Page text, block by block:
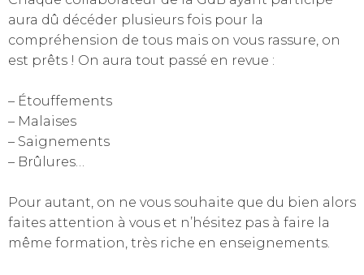
aura dû décéder plusieurs fois pour la
compréhension de tous mais on vous rassure, on
est prêts ! On aura tout passé en revue :
– Étouffements
– Malaises
– Saignements
– Brûlures…
Pour autant, on ne vous souhaite que du bien alors
faites attention à vous et n’hésitez pas à faire la
même formation, très riche en enseignements.